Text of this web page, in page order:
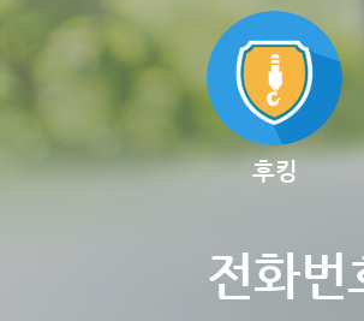
후킹
전화번